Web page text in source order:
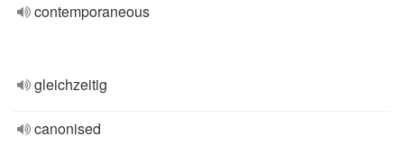
contemporaneous
gleichzeitig
canonised